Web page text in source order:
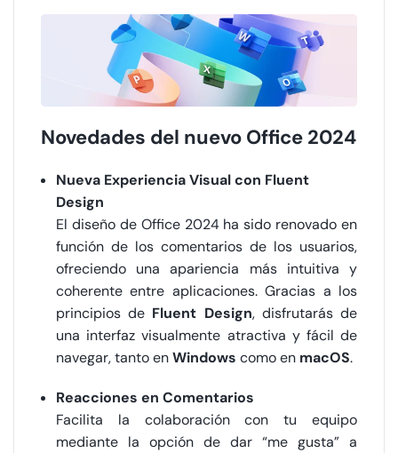
Novedades del nuevo Office 2024
Nueva Experiencia Visual con Fluent
Design
El diseño de Office 2024 ha sido renovado en
función de los comentarios de los usuarios,
ofreciendo una apariencia más intuitiva y
coherente entre aplicaciones. Gracias a los
principios de Fluent Design, disfrutarás de
una interfaz visualmente atractiva y fácil de
navegar, tanto enWindows como en macOS.
Reacciones en Comentarios
Facilita la colaboración con tu equipo
mediante la opción de dar “me gusta” a